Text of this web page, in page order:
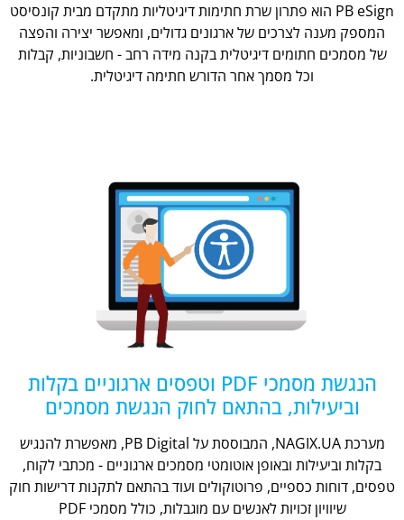
PB eSign הוא פתרון שרת חתימות דיגיטליות מתקדם מבית קונסיסט
המספק מענה לצרכים של ארגונים גדולים, ומאפשר יצירה והפצה
של מסמכים חתומים דיגיטלית בקנה מידה רחב - חשבוניות, קבלות
וכל מסמך אחר הדורש חתימה דיגיטלית.
הנגשת מסמכי PDF וטפסים ארגוניים בקלות
וביעילות, בהתאם לחוק הנגשת מסמכים
מערכת NAGIX.UA, המבוססת על PB Digital, מאפשרת להנגיש
בקלות וביעילות ובאופן אוטומטי מסמכים ארגוניים - מכתבי לקוח,
טפסים, דוחות כספיים, פרוטוקולים ועוד בהתאם לתקנות דרישות חוק
שיוויון זכויות לאנשים עם מוגבלות, כולל מסמכי PDF